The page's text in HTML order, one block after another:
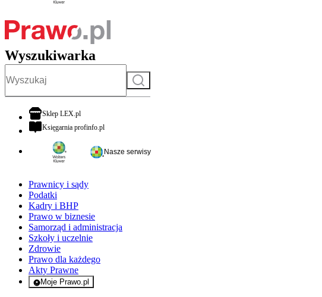
Wyszukiwarka
Szukaj
Sklep LEX.plotwiera się w nowej karcie
Księgarnia profinfo.plotwiera się w nowej karcie
Nasze serwisy
Prawnicy i sądy
Podatki
Kadry i BHP
Prawo w biznesie
Samorząd i administracja
Szkoły i uczelnie
Zdrowie
Prawo dla każdego
Akty Prawne
Moje Prawo.pl
- rejestracja i logowanie do serwisu